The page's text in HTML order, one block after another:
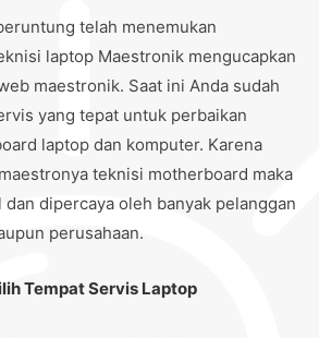
telah menemukan
laptop Maestronik mengucapkan
maestronik. Saat ini Anda sudah
yang tepat untuk perbaikan
laptop dan komputer. Karena
teknisi motherboard maka
dan dipercaya oleh banyak pelanggan
perusahaan.
Tempat Servis Laptop